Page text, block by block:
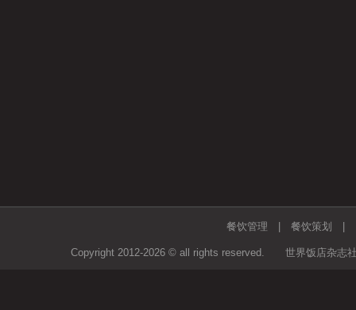
餐饮管理 餐饮策划
Copyright 2012-2026 © all rights reserved. 世界饭店杂志